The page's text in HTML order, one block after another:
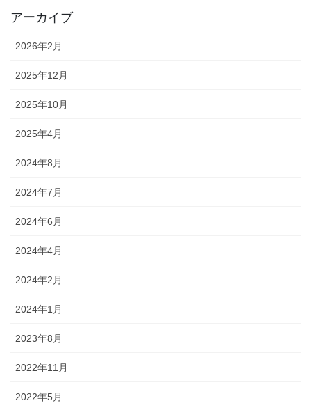
アーカイブ
2026年2月
2025年12月
2025年10月
2025年4月
2024年8月
2024年7月
2024年6月
2024年4月
2024年2月
2024年1月
2023年8月
2022年11月
2022年5月